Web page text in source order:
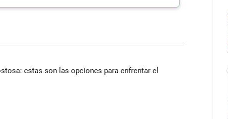
estas son las opciones para enfrentar el